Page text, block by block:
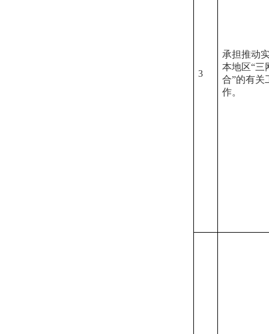
3
承担推动
本地区“三
合”的有关
作。